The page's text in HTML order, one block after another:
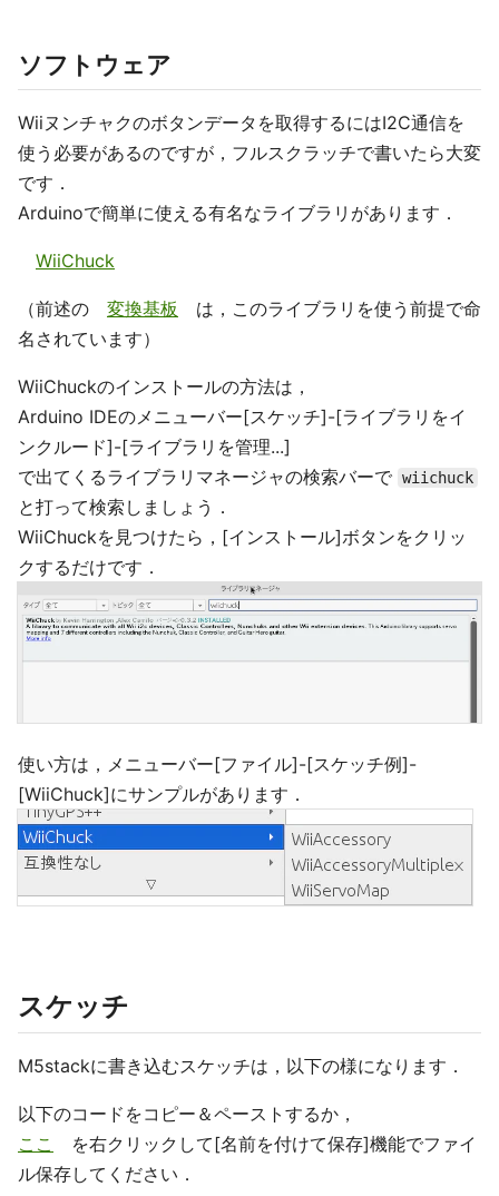
ソフトウェア
Wiiヌンチャクのボタンデータを取得するにはI2C通信を
使う必要があるのですが，フルスクラッチで書いたら大変
です．
Arduinoで簡単に使える有名なライブラリがあります．
WiiChuck
（前述の 変換基板 は，このライブラリを使う前提で命
名されています）
WiiChuckのインストールの方法は，
Arduino IDEのメニューバー[スケッチ]-[ライブラリをイ
ンクルード]-[ライブラリを管理...]
で出てくるライブラリマネージャの検索バーで wiichuck
と打って検索しましょう．
WiiChuckを見つけたら，[インストール]ボタンをクリッ
クするだけです．
使い方は，メニューバー[ファイル]-[スケッチ例]-
[WiiChuck]にサンプルがあります．
スケッチ
M5stackに書き込むスケッチは，以下の様になります．
以下のコードをコピー＆ペーストするか，
ここ
を右クリックして[名前を付けて保存]機能でファイ
ル保存してください．